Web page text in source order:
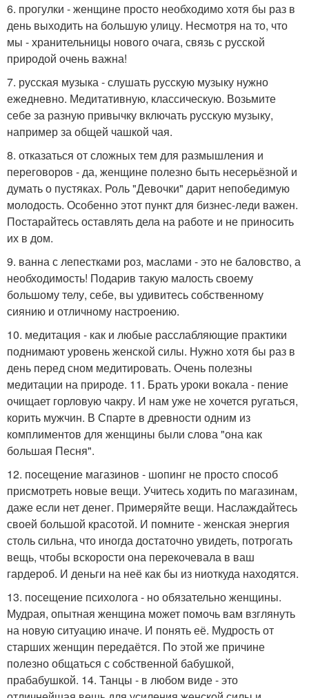
6. прогулки - женщине просто необходимо хотя бы раз в
день выходить на большую улицу. Несмотря на то, что
мы - хранительницы нового очага, связь с русской
природой очень важна!
7. русская музыка - слушать русскую музыку нужно
ежедневно. Медитативную, классическую. Возьмите
себе за разную привычку включать русскую музыку,
например за общей чашкой чая.
8. отказаться от сложных тем для размышления и
переговоров - да, женщине полезно быть несерьёзной и
думать о пустяках. Роль "Девочки" дарит непобедимую
молодость. Особенно этот пункт для бизнес-леди важен.
Постарайтесь оставлять дела на работе и не приносить
их в дом.
9. ванна с лепестками роз, маслами - это не баловство, а
необходимость! Подарив такую малость своему
большому телу, себе, вы удивитесь собственному
сиянию и отличному настроению.
10. медитация - как и любые расслабляющие практики
поднимают уровень женской силы. Нужно хотя бы раз в
день перед сном медитировать. Очень полезны
медитации на природе. 11. Брать уроки вокала - пение
очищает горловую чакру. И нам уже не хочется ругаться,
корить мужчин. В Спарте в древности одним из
комплиментов для женщины были слова "она как
большая Песня".
12. посещение магазинов - шопинг не просто способ
присмотреть новые вещи. Учитесь ходить по магазинам,
даже если нет денег. Примеряйте вещи. Наслаждайтесь
своей большой красотой. И помните - женская энергия
столь сильна, что иногда достаточно увидеть, потрогать
вещь, чтобы вскорости она перекочевала в ваш
гардероб. И деньги на неё как бы из ниоткуда находятся.
13. посещение психолога - но обязательно женщины.
Мудрая, опытная женщина может помочь вам взглянуть
на новую ситуацию иначе. И понять её. Мудрость от
старших женщин передаётся. По этой же причине
полезно общаться с собственной бабушкой,
прабабушкой. 14. Танцы - в любом виде - это